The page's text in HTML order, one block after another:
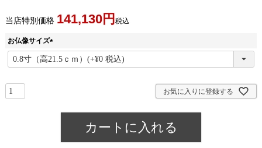
当店特別価格 141,130 税込
お仏像サイズ
(
必
お気に入りに登録する
カートに入れる